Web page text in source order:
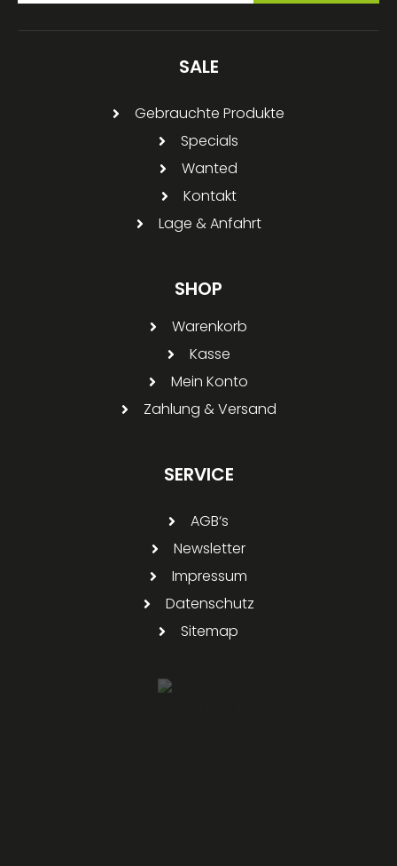
SALE
Gebrauchte Produkte
Specials
Wanted
Kontakt
Lage & Anfahrt
SHOP
Warenkorb
Kasse
Mein Konto
Zahlung & Versand
SERVICE
AGB‘s
Newsletter
Impressum
Datenschutz
Sitemap